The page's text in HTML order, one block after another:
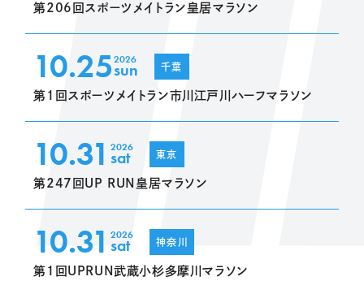
第206回スポーツメイトラン皇居マラソン
10.252026
sun 千葉
第1回スポーツメイトラン市川江戸川ハーフマラソン
10.312026
sat 東京
第247回UP RUN皇居マラソン
10.312026
sat 神奈川
第1回UPRUN武蔵小杉多摩川マラソン